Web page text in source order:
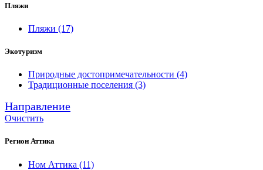
Пляжи
Пляжи (17)
Экотуризм
Природные достопримечательности (4)
Традиционные поселения (3)
Направление
Очистить
Регион Аттика
Ном Аттика (11)